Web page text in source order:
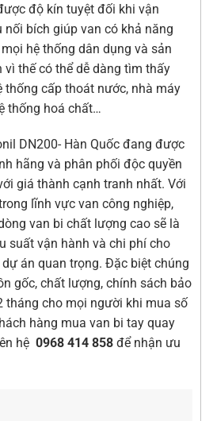
độ kín tuyệt đối khi vận
nối bích giúp van có khả năng
hệ thống dân dụng và sản
vì thế có thể dễ dàng tìm thấy
thống cấp thoát nước, nhà máy
thống hoá chất…
DN200- Hàn Quốc đang được
hãng và phân phối độc quyền
giá thành cạnh tranh nhất. Với
lĩnh vực van công nghiệp,
van bi chất lượng cao sẽ là
suất vận hành và chi phí cho
án quan trọng. Đặc biệt chúng
gốc, chất lượng, chính sách bảo
tháng cho mọi người khi mua số
hàng mua van bi tay quay
hệ 0968 414 858 để nhận ưu